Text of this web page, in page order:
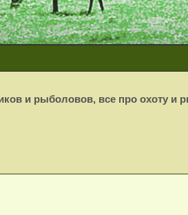
и рыболовов, все про охоту и